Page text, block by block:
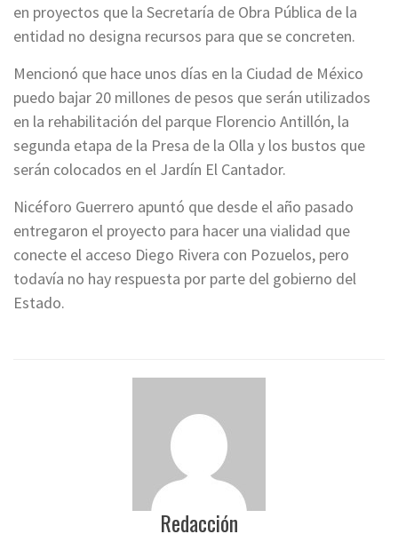
en proyectos que la Secretaría de Obra Pública de la
entidad no designa recursos para que se concreten.
Mencionó que hace unos días en la Ciudad de México
puedo bajar 20 millones de pesos que serán utilizados
en la rehabilitación del parque Florencio Antillón, la
segunda etapa de la Presa de la Olla y los bustos que
serán colocados en el Jardín El Cantador.
Nicéforo Guerrero apuntó que desde el año pasado
entregaron el proyecto para hacer una vialidad que
conecte el acceso Diego Rivera con Pozuelos, pero
todavía no hay respuesta por parte del gobierno del
Estado.
Redacción